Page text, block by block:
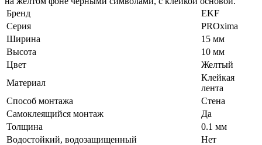
Бренд
EKF
Серия
PROxima
Ширина
15 мм
Высота
10 мм
Цвет
Желтый
Материал
Клейкая
лента
Способ монтажа
Стена
Самоклеящийся монтаж
Да
Толщина
0.1 мм
Водостойкий, водозащищенный
Нет